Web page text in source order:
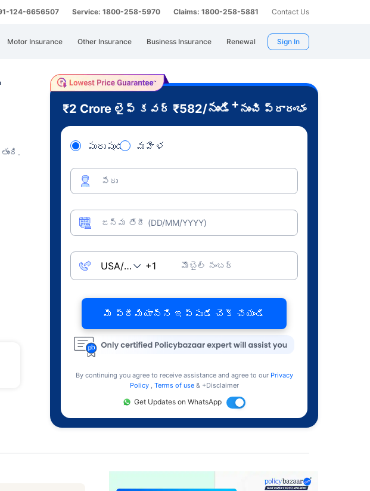
124-6656507 Service: 1800-258-5970 Claims: 1800-258-5881 Contact Us
Motor Insurance Other Insurance Business Insurance Renewal Sign In
₹2 Crore లైఫ్ కవర్ ₹582/నుండి +నుంచి ప్రారంభం
పురుషుడు మహిళ
పేరు
జన్మ తేదీ (DD/MM/YYYY)
మొబైల్ నంబర్
మీ ప్రీమియాన్ని ఇప్పుడే చెక్ చేయండి
By continuing you agree to receive assistance and agree to our Privacy
Policy
Terms of use & +Disclaimer
Get Updates on WhatsApp